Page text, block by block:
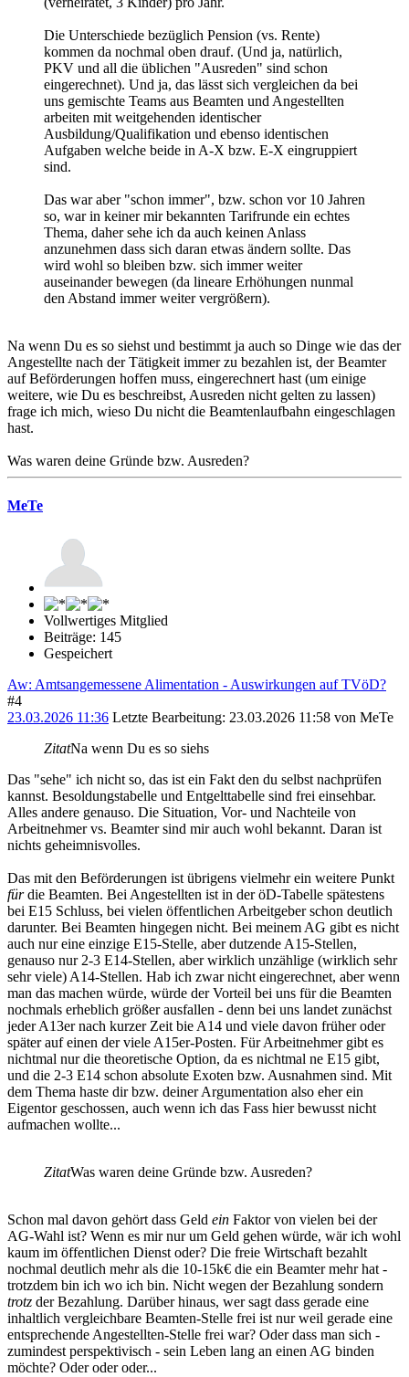
Die Unterschiede bezüglich Pension (vs. Rente)
kommen da nochmal oben drauf. (Und ja, natürlich,
PKV und all die üblichen "Ausreden" sind schon
eingerechnet). Und ja, das lässt sich vergleichen da bei
uns gemischte Teams aus Beamten und Angestellten
arbeiten mit weitgehenden identischer
Ausbildung/Qualifikation und ebenso identischen
Aufgaben welche beide in A-X bzw. E-X eingruppiert
sind.
Das war aber "schon immer", bzw. schon vor 10 Jahren
so, war in keiner mir bekannten Tarifrunde ein echtes
Thema, daher sehe ich da auch keinen Anlass
anzunehmen dass sich daran etwas ändern sollte. Das
wird wohl so bleiben bzw. sich immer weiter
auseinander bewegen (da lineare Erhöhungen nunmal
den Abstand immer weiter vergrößern).
Na wenn Du es so siehst und bestimmt ja auch so Dinge wie das der
Angestellte nach der Tätigkeit immer zu bezahlen ist, der Beamter
auf Beförderungen hoffen muss, eingerechnert hast (um einige
weitere, wie Du es beschreibst, Ausreden nicht gelten zu lassen)
frage ich mich, wieso Du nicht die Beamtenlaufbahn eingeschlagen
hast.
Was waren deine Gründe bzw. Ausreden?
MeTe
Vollwertiges Mitglied
Beiträge: 145
Gespeichert
Aw: Amtsangemessene Alimentation - Auswirkungen auf TVöD?
#4
23.03.2026 11:36 Letzte Bearbeitung: 23.03.2026 11:58 von MeTe
ZitatNa wenn Du es so siehs
Das "sehe" ich nicht so, das ist ein Fakt den du selbst nachprüfen
kannst. Besoldungstabelle und Entgelttabelle sind frei einsehbar.
Alles andere genauso. Die Situation, Vor- und Nachteile von
Arbeitnehmer vs. Beamter sind mir auch wohl bekannt. Daran ist
nichts geheimnisvolles.
Das mit den Beförderungen ist übrigens vielmehr ein weitere Punkt
fürdie Beamten. Bei Angestellten ist in der öD-Tabelle spätestens
bei E15 Schluss, bei vielen öffentlichen Arbeitgeber schon deutlich
darunter. Bei Beamten hingegen nicht. Bei meinem AG gibt es nicht
auch nur eine einzige E15-Stelle, aber dutzende A15-Stellen,
genauso nur 2-3 E14-Stellen, aber wirklich unzählige (wirklich sehr
sehr viele) A14-Stellen. Hab ich zwar nicht eingerechnet, aber wenn
man das machen würde, würde der Vorteil bei uns für die Beamten
nochmals erheblich größer ausfallen - denn bei uns landet zunächst
jeder A13er nach kurzer Zeit bie A14 und viele davon früher oder
später auf einen der viele A15er-Posten. Für Arbeitnehmer gibt es
nichtmal nur die theoretische Option, da es nichtmal ne E15 gibt,
und die 2-3 E14 schon absolute Exoten bzw. Ausnahmen sind. Mit
dem Thema haste dir bzw. deiner Argumentation also eher ein
Eigentor geschossen, auch wenn ich das Fass hier bewusst nicht
aufmachen wollte...
ZitatWas waren deine Gründe bzw. Ausreden?
Schon mal davon gehört dass Geld ein Faktor von vielen bei der
AG-Wahl ist? Wenn es mir nur um Geld gehen würde, wär ich wohl
kaum im öffentlichen Dienst oder? Die freie Wirtschaft bezahlt
nochmal deutlich mehr als die 10-15k€ die ein Beamter mehr hat -
trotzdem bin ich wo ich bin. Nicht wegen der Bezahlung sondern
trotz der Bezahlung. Darüber hinaus, wer sagt dass gerade eine
inhaltlich vergleichbare Beamten-Stelle frei ist nur weil gerade eine
entsprechende Angestellten-Stelle frei war? Oder dass man sich -
zumindest perspektivisch - sein Leben lang an einen AG binden
möchte? Oder oder oder...